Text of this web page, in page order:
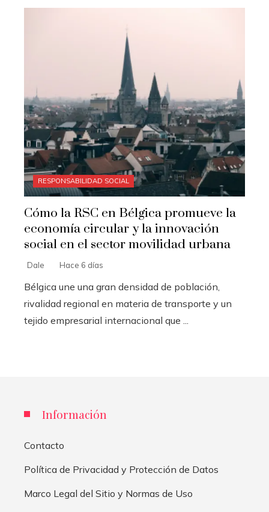
RESPONSABILIDAD SOCIAL
Cómo la RSC en Bélgica promueve la
economía circular y la innovación
social en el sector movilidad urbana
Dale Hace 6 días
Bélgica une una gran densidad de población,
rivalidad regional en materia de transporte y un
tejido empresarial internacional que ...
Información
Contacto
Política de Privacidad y Protección de Datos
Marco Legal del Sitio y Normas de Uso